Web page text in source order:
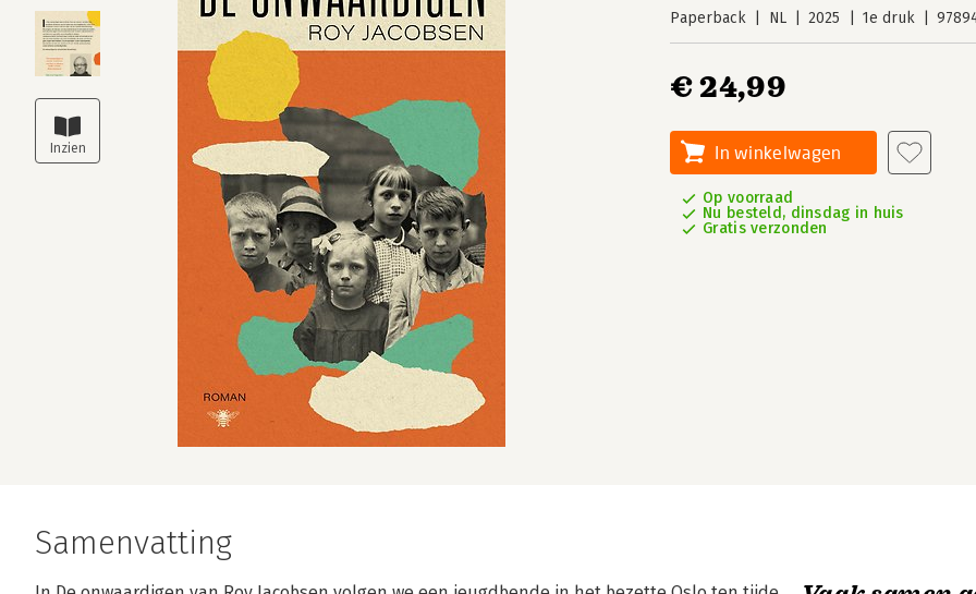
Paperback NL 2025 1e druk
€ 24,99
In winkelwagen
Op voorraad
Nu besteld, dinsdag in huis
Gratis verzonden
Samenvatting